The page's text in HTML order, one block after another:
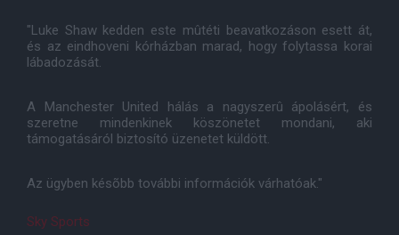
"Luke Shaw kedden este mûtéti beavatkozáson esett át,
és az eindhoveni kórházban marad, hogy folytassa korai
lábadozását.
A Manchester United hálás a nagyszerû ápolásért, és
szeretne mindenkinek köszönetet mondani, aki
támogatásáról biztosító üzenetet küldött.
Az ügyben késõbb további információk várhatóak."
Sky Sports